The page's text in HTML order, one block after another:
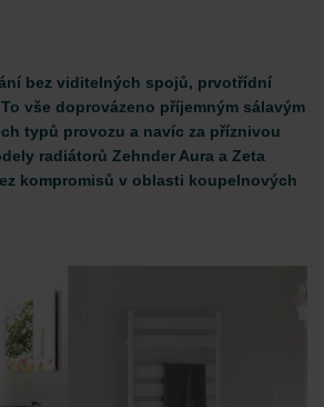
bez viditelných spojů, prvotřídní
vše doprovázeno příjemným sálavým
typů provozu a navíc za příznivou
radiátorů Zehnder Aura a Zeta
kompromisů v oblasti koupelnových